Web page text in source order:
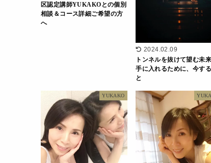
区認定講師YUKAKOとの個別
相談＆コース詳細ご希望の方
へ
2024.02.09
トンネルを抜けて望む未
手に入れるために、今す
と
YUKAKO